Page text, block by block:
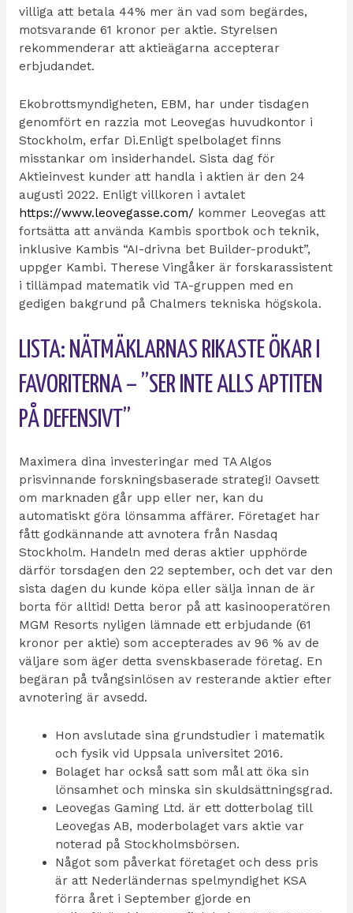
villiga att betala 44% mer än vad som begärdes,
motsvarande 61 kronor per aktie. Styrelsen
rekommenderar att aktieägarna accepterar
erbjudandet.
Ekobrottsmyndigheten, EBM, har under tisdagen
genomfört en razzia mot Leovegas huvudkontor i
Stockholm, erfar Di.Enligt spelbolaget finns
misstankar om insiderhandel. Sista dag för
Aktieinvest kunder att handla i aktien är den 24
augusti 2022. Enligt villkoren i avtalet
https://www.leovegasse.com/kommer Leovegas att
fortsätta att använda Kambis sportbok och teknik,
inklusive Kambis “AI-drivna bet Builder-produkt”,
uppger Kambi. Therese Vingåker är forskarassistent
i tillämpad matematik vid TA-gruppen med en
gedigen bakgrund på Chalmers tekniska högskola.
LISTA: NÄTMÄKLARNAS RIKASTE ÖKAR I
FAVORITERNA – ”SER INTE ALLS APTITEN
PÅ DEFENSIVT”
Maximera dina investeringar med TA Algos
prisvinnande forskningsbaserade strategi! Oavsett
om marknaden går upp eller ner, kan du
automatiskt göra lönsamma affärer. Företaget har
fått godkännande att avnotera från Nasdaq
Stockholm. Handeln med deras aktier upphörde
därför torsdagen den 22 september, och det var den
sista dagen du kunde köpa eller sälja innan de är
borta för alltid! Detta beror på att kasinooperatören
MGM Resorts nyligen lämnade ett erbjudande (61
kronor per aktie) som accepterades av 96 % av de
väljare som äger detta svenskbaserade företag. En
begäran på tvångsinlösen av resterande aktier efter
avnotering är avsedd.
Hon avslutade sina grundstudier i matematik
och fysik vid Uppsala universitet 2016.
Bolaget har också satt som mål att öka sin
lönsamhet och minska sin skuldsättningsgrad.
Leovegas Gaming Ltd. är ett dotterbolag till
Leovegas AB, moderbolaget vars aktie var
noterad på Stockholmsbörsen.
Något som påverkat företaget och dess pris
är att Nederländernas spelmyndighet KSA
förra året i September gjorde en